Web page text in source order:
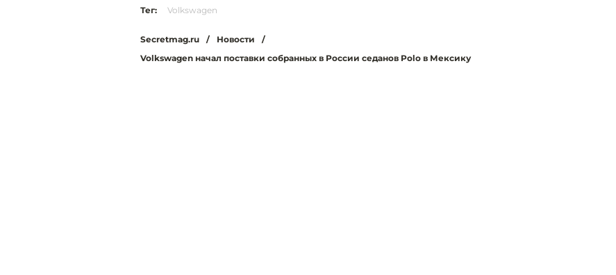
Тег: Volkswagen
Secretmag.ru / Новости
/
Volkswagen начал поставки собранных в России седанов Polo в Мексику